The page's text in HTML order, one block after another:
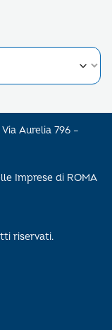
Aurelia 796 –
Imprese di ROMA
riservati.